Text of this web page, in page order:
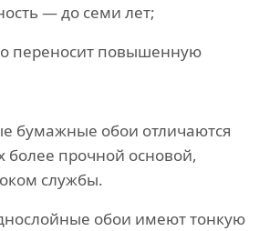
— до семи лет;
переносит повышенную
бумажные обои отличаются
более прочной основой,
службы.
обои имеют тонкую